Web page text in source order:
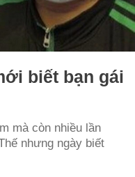
biết bạn gái
mà còn nhiều lần
nhưng ngày biết